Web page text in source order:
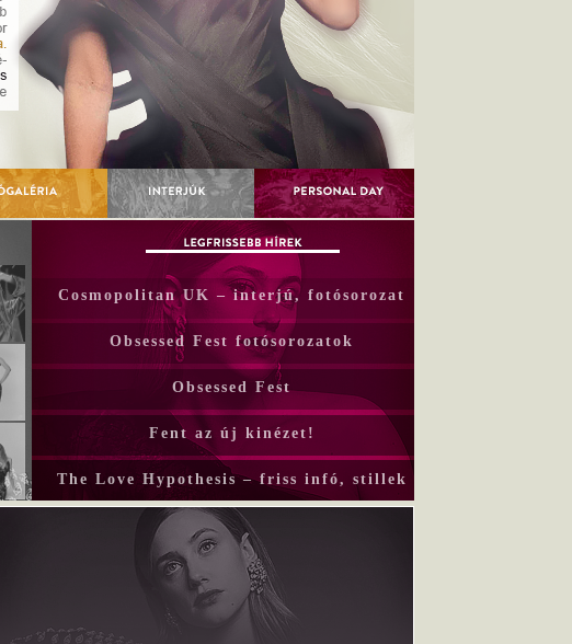
Cosmopolitan UK – interjú, fotósorozat
Obsessed Fest fotósorozatok
Obsessed Fest
Fent az új kinézet!
The Love Hypothesis – friss infó, stillek